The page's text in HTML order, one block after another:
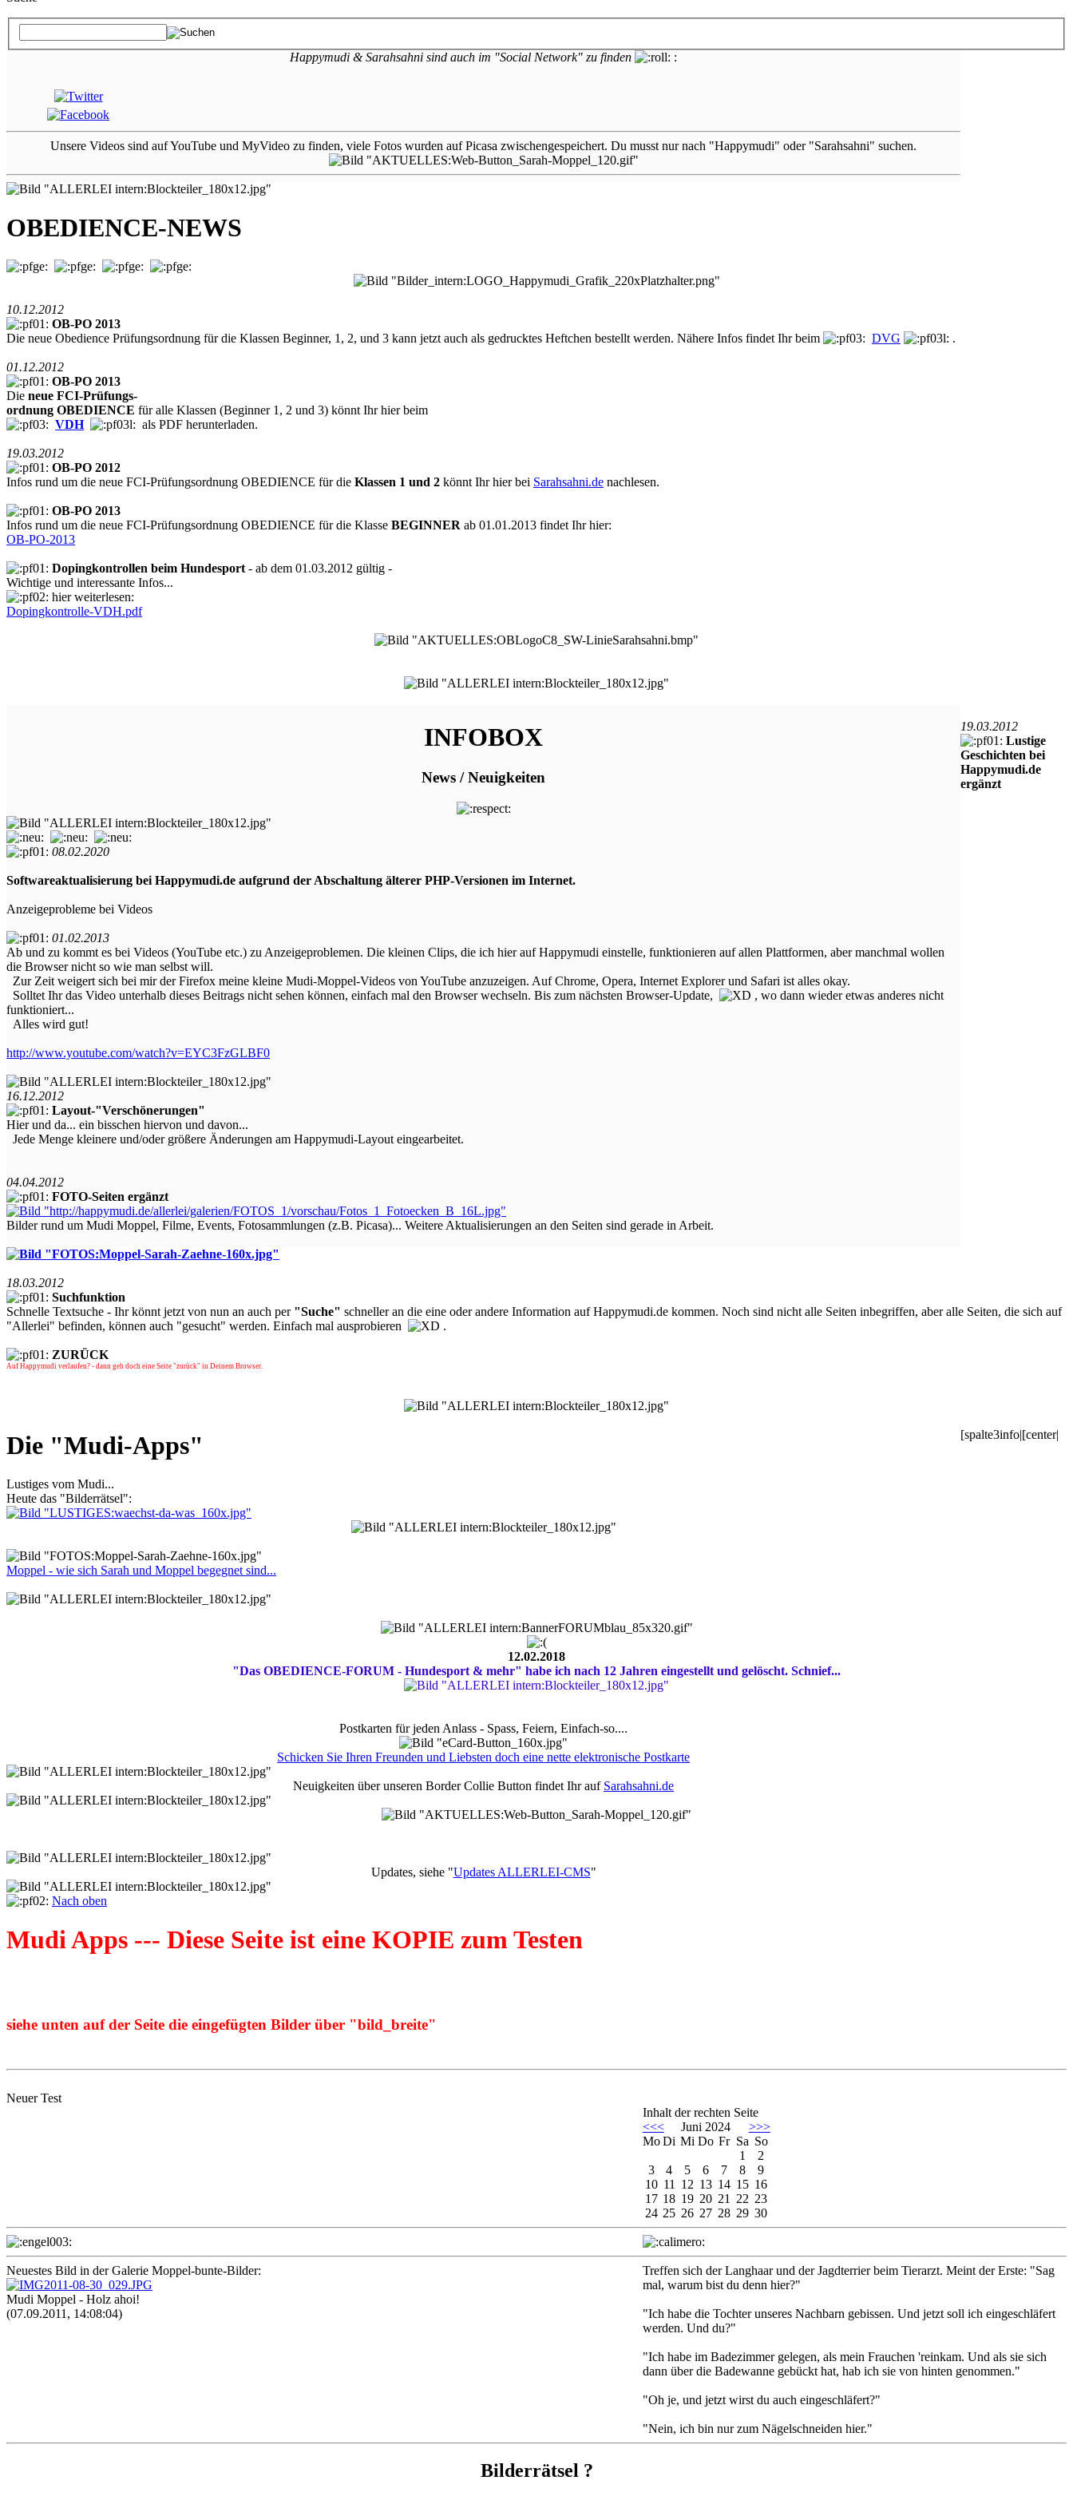
Happymudi & Sarahsahni sind auch im "Social Network" zu finden :
Unsere Videos sind auf YouTube und MyVideo zu finden, viele Fotos wurden auf Picasa zwischengespeichert. Du musst nur nach "Happymudi" oder "Sarahsahni" suchen.
OBEDIENCE-NEWS
10.12.2012
OB-PO 2013
Die neue Obedience Prüfungsordnung für die Klassen Beginner, 1, 2, und 3 kann jetzt auch als gedrucktes Heftchen bestellt werden. Nähere Infos findet Ihr beim
DVG .
01.12.2012
OB-PO 2013
Die neue FCI-Prüfungs-
ordnung OBEDIENCE für alle Klassen (Beginner 1, 2 und 3) könnt Ihr hier beim
VDH
als PDF herunterladen.
19.03.2012
OB-PO 2012
Infos rund um die neue FCI-Prüfungsordnung OBEDIENCE für die Klassen 1 und 2 könnt Ihr hier bei Sarahsahni.de nachlesen.
OB-PO 2013
Infos rund um die neue FCI-Prüfungsordnung OBEDIENCE für die Klasse BEGINNER ab 01.01.2013 findet Ihr hier:
OB-PO-2013
Dopingkontrollen beim Hundesport- ab dem 01.03.2012 gültig -
Wichtige und interessante Infos...
hier weiterlesen:
Dopingkontrolle-VDH.pdf
INFOBOX
News / Neuigkeiten
08.02.2020
Softwareaktualisierung bei Happymudi.de aufgrund der Abschaltung älterer PHP-Versionen im Internet.
Anzeigeprobleme bei Videos
01.02.2013
Ab und zu kommt es bei Videos (YouTube etc.) zu Anzeigeproblemen. Die kleinen Clips, die ich hier auf Happymudi einstelle, funktionieren auf allen Plattformen, aber manchmal wollen
die Browser nicht so wie man selbst will.
Zur Zeit weigert sich bei mir der Firefox meine kleine Mudi-Moppel-Videos von YouTube anzuzeigen. Auf Chrome, Opera, Internet Explorer und Safari ist alles okay.
Solltet Ihr das Video unterhalb dieses Beitrags nicht sehen können, einfach mal den Browser wechseln. Bis zum nächsten Browser-Update,
, wo dann wieder etwas anderes nicht
funktioniert...
Alles wird gut!
http://www.youtube.com/watch?v=EYC3FzGLBF0
16.12.2012
Layout-"Verschönerungen"
Hier und da... ein bisschen hiervon und davon...
Jede Menge kleinere und/oder größere Änderungen am Happymudi-Layout eingearbeitet.
04.04.2012
FOTO-Seiten ergänzt
Bilder rund um Mudi Moppel, Filme, Events, Fotosammlungen (z.B. Picasa)... Weitere Aktualisierungen an den Seiten sind gerade in Arbeit.
19.03.2012
Lustige
Geschichten bei
Happymudi.de
ergänzt
18.03.2012
Suchfunktion
Schnelle Textsuche - Ihr könnt jetzt von nun an auch per "Suche" schneller an die eine oder andere Information auf Happymudi.de kommen. Noch sind nicht alle Seiten inbegriffen, aber alle Seiten, die sich auf
"Allerlei" befinden, können auch "gesucht" werden. Einfach mal ausprobieren
.
ZURÜCK
Auf Happymudi verlaufen? - dann geh doch eine Seite "zurück" in Deinem Browser.
Die "Mudi-Apps"
Lustiges vom Mudi...
Heute das "Bilderrätsel":
Moppel - wie sich Sarah und Moppel begegnet sind...
[spalte3info|[center|
12.02.2018
"Das OBEDIENCE-FORUM - Hundesport & mehr" habe ich nach 12 Jahren eingestellt und gelöscht. Schnief...
Postkarten für jeden Anlass - Spass, Feiern, Einfach-so....
Schicken Sie Ihren Freunden und Liebsten doch eine nette elektronische Postkarte
Neuigkeiten über unseren Border Collie Button findet Ihr auf Sarahsahni.de
Updates, siehe "Updates ALLERLEI-CMS"
Nach oben
Mudi Apps --- Diese Seite ist eine KOPIE zum Testen
siehe unten auf der Seite die eingefügten Bilder über "bild_breite"
Neuer Test
Inhalt der rechten Seite
<<< Juni 2024 >>>
Mo Di Mi Do Fr Sa So
1
2
3
4 5 6 7 8
9
10 11 12 13 14 15 16
17 18 19 20 21 22 23
24 25 26 27 28 29 30
Neuestes Bild in der Galerie Moppel-bunte-Bilder:
Mudi Moppel - Holz ahoi!
(07.09.2011, 14:08:04)
Treffen sich der Langhaar und der Jagdterrier beim Tierarzt. Meint der Erste: "Sag
mal, warum bist du denn hier?"
"Ich habe die Tochter unseres Nachbarn gebissen. Und jetzt soll ich eingeschläfert
werden. Und du?"
"Ich habe im Badezimmer gelegen, als mein Frauchen 'reinkam. Und als sie sich
dann über die Badewanne gebückt hat, hab ich sie von hinten genommen."
"Oh je, und jetzt wirst du auch eingeschläfert?"
"Nein, ich bin nur zum Nägelschneiden hier."
Bilderrätsel ?